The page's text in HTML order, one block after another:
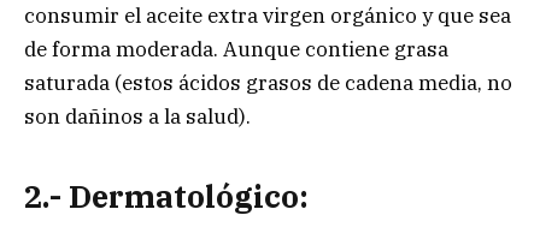
consumir el aceite extra virgen orgánico y que sea
de forma moderada. Aunque contiene grasa
saturada (estos ácidos grasos de cadena media, no
son dañinos a la salud).
2.- Dermatológico: